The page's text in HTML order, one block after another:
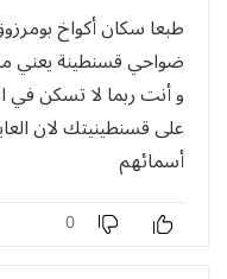
طبعا سكان أكواخ
ضواحي قسنطينة يعني
و أنت ربما لا تسكن في
على قسنطينيتك لان
أسمائهم
0